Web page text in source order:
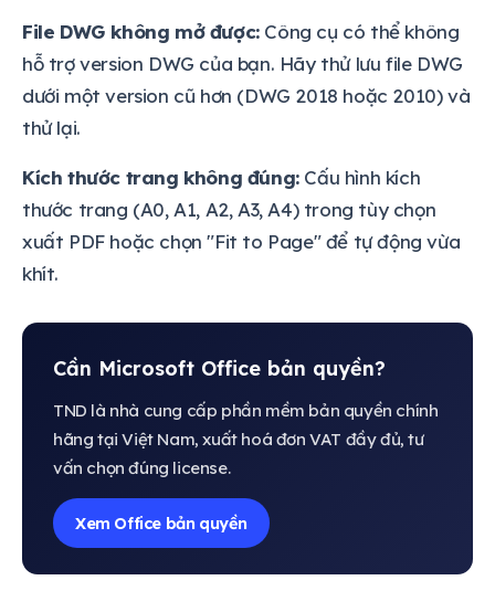
File DWG không mở được:Công cụ có thể không
hỗ trợ version DWG của bạn. Hãy thử lưu file DWG
dưới một version cũ hơn (DWG 2018 hoặc 2010) và
thử lại.
Kích thước trang không đúng:Cấu hình kích
thước trang (A0, A1, A2, A3, A4) trong tùy chọn
xuất PDF hoặc chọn "Fit to Page" để tự động vừa
khít.
Cần Microsoft Office bản quyền?
TND là nhà cung cấp phần mềm bản quyền chính
hãng tại Việt Nam, xuất hoá đơn VAT đầy đủ, tư
vấn chọn đúng license.
Xem Office bản quyền